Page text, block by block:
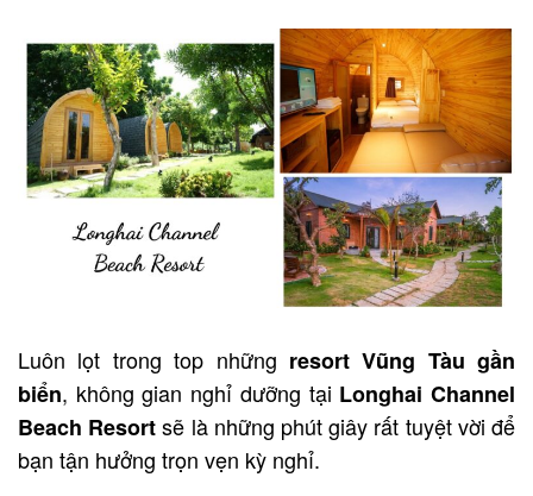
Luôn lọt trong top những resort Vũng Tàu gần
biển, không gian nghỉ dưỡng tại Longhai Channel
Beach Resortsẽ là những phút giây rất tuyệt vời để
bạn tận hưởng trọn vẹn kỳ nghỉ.